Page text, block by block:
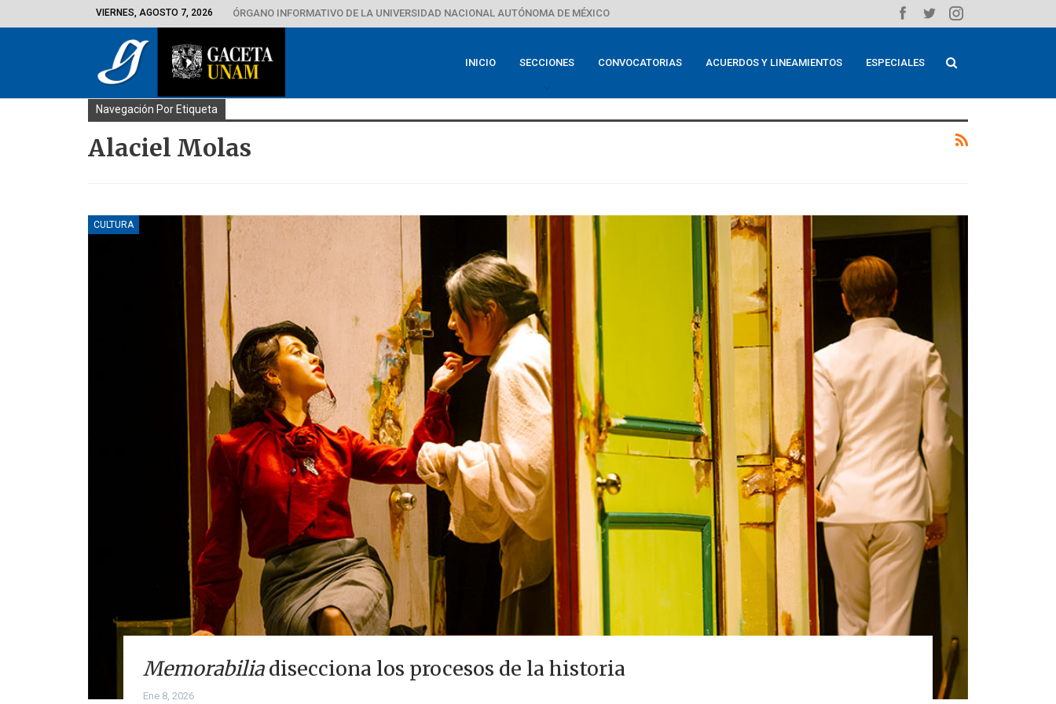
VIERNES, AGOSTO 7, 2026 ÓRGANO INFORMATIVO DE LA UNIVERSIDAD NACIONAL AUTÓNOMA DE MÉXICO
INICIO SECCIONES CONVOCATORIAS ACUERDOS Y LINEAMIENTOS ESPECIALES
Navegación Por Etiqueta
Alaciel Molas
CULTURA
Memorabiliadisecciona los procesos de la historia
Ene 8, 2026